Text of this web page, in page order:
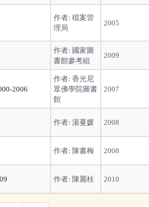
作者: 檔案管
理局
2005
作者: 國家圖
書館參考組
2009
2006
作者: 香光尼
眾佛學院圖書
館
2007
作者: 湯蔓媛 2008
作者: 陳書梅 2008
作者: 陳麗桂 2010